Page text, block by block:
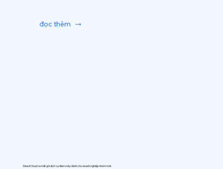
đọc thêm
DirectCloud ra mắt gói dịch vụ đám mây dành cho doanh nghiệp nhóm mới.